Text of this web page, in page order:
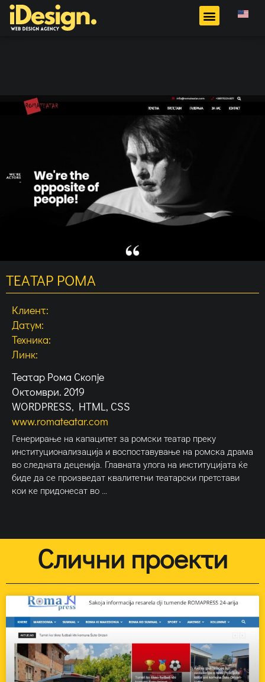
ТЕАТАР РОМА
Клиент:
Датум:
Техника:
Линк:
Театар Рома Скопје
Октомври. 2019
WORDPRESS, HTML, CSS
www.romateatar.com
Генерирање на капацитет за ромски театар преку
институционализација и воспоставување на ромска драма
во следната деценија. Главната улога на институцијата ќе
биде да се произведат квалитетни театарски претстави
кои ке придонесат во …
Слични проекти